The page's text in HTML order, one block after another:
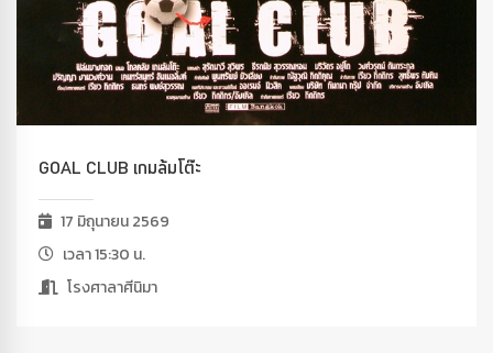
GOAL CLUB เกมล้มโต๊ะ
17 มิถุนายน 2569
เวลา 15:30 น.
โรงศาลาศีนิมา